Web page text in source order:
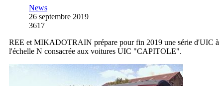
News
26 septembre 2019
3617
REE et MIKADOTRAIN prépare pour fin 2019 une série d'UIC à
l'échelle N consacrée aux voitures UIC "CAPITOLE".